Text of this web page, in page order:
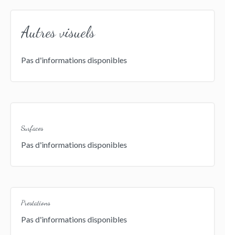
Autres visuels
Pas d'informations disponibles
Surfaces
Pas d'informations disponibles
Prestations
Pas d'informations disponibles